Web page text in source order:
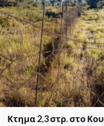
Κτημα 2,3 στρ. στο